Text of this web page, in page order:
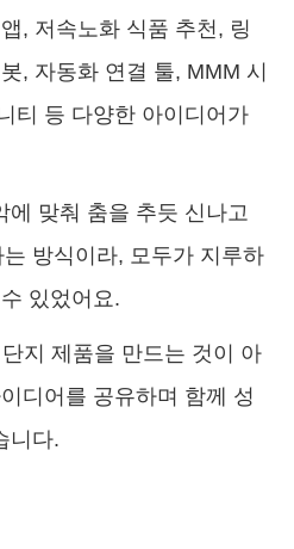
, 저속노화 식품 추천, 링
, 자동화 연결 툴, MMM 시
티 등 다양한 아이디어가
에 맞춰 춤을 추듯 신나고
방식이라, 모두가 지루하
있었어요.
지 제품을 만드는 것이 아
디어를 공유하며 함께 성
니다.